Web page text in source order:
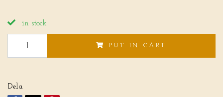
in stock
PUT IN CART
Dela